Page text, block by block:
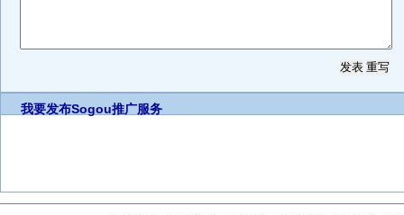
我要发布Sogou推广服务